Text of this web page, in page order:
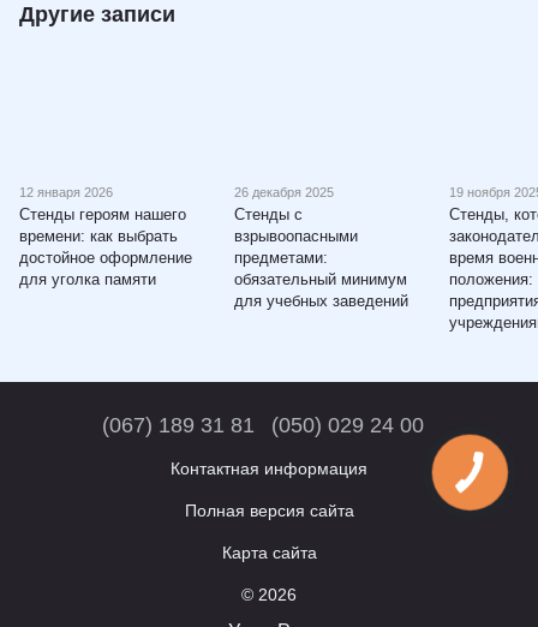
Другие записи
12 января 2026
Стенды героям нашего
времени: как выбрать
достойное оформление
для уголка памяти
26 декабря 2025
Стенды с
взрывоопасными
предметами:
обязательный минимум
для учебных заведений
19 ноября
Стенды,
время
положения:
(067) 189 31 81 (050) 029 24 00
Контактная информация
Полная версия сайта
Карта сайта
© 2026